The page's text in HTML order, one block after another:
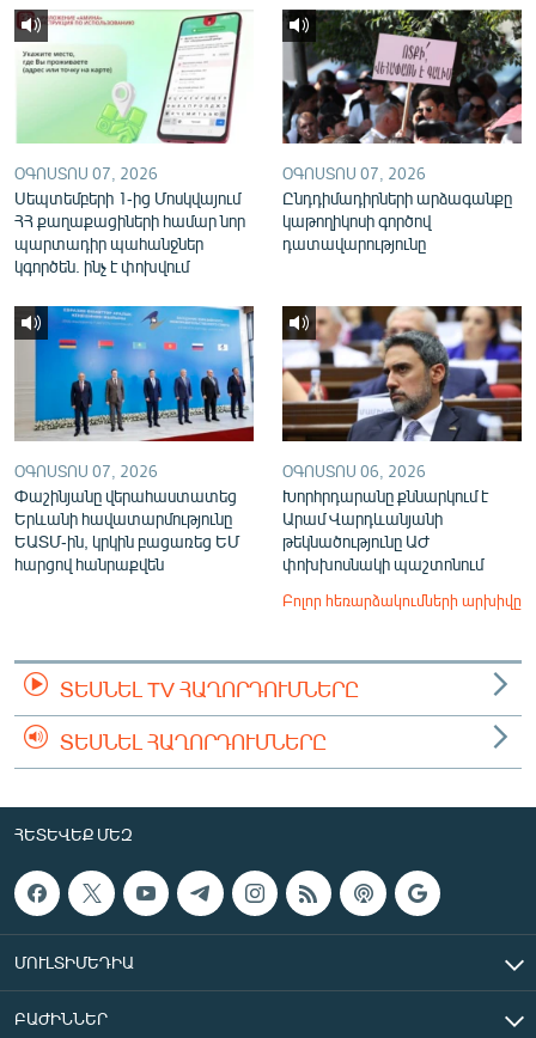
Русский
ՀԵՏԵՎԵՔ ՄԵԶ
«Ազատության» բոլոր կայքերը
ՕԳՈՍՏՈՍ 07, 2026
Սեպտեմբերի 1-ից Մոսկվայում
ՀՀ քաղաքացիների համար նոր
պարտադիր պահանջներ
կգործեն. ինչ է փոխվում
ՕԳՈՍՏՈՍ 07, 2026
Ընդդիմադիրների արձագանքը
կաթողիկոսի գործով
դատավարությունը
ՕԳՈՍՏՈՍ 07, 2026
Փաշինյանը վերահաստատեց
Երևանի հավատարմությունը
ԵԱՏՄ-ին, կրկին բացառեց ԵՄ
հարցով հանրաքվեն
ՕԳՈՍՏՈՍ 06, 2026
Խորհրդարանը քննարկում է
Արամ Վարդևանյանի
թեկնածությունը ԱԺ
փոխխոսնակի պաշտոնում
Բոլոր հեռարձակումների արխիվը
ՏԵՍՆԵԼ TV ՀԱՂՈՐԴՈՒՄՆԵՐԸ
ՏԵՍՆԵԼ ՀԱՂՈՐԴՈՒՄՆԵՐԸ
ՀԵՏԵՎԵՔ ՄԵԶ
ՄՈՒԼՏԻՄԵԴԻԱ
ԲԱԺԻՆՆԵՐ